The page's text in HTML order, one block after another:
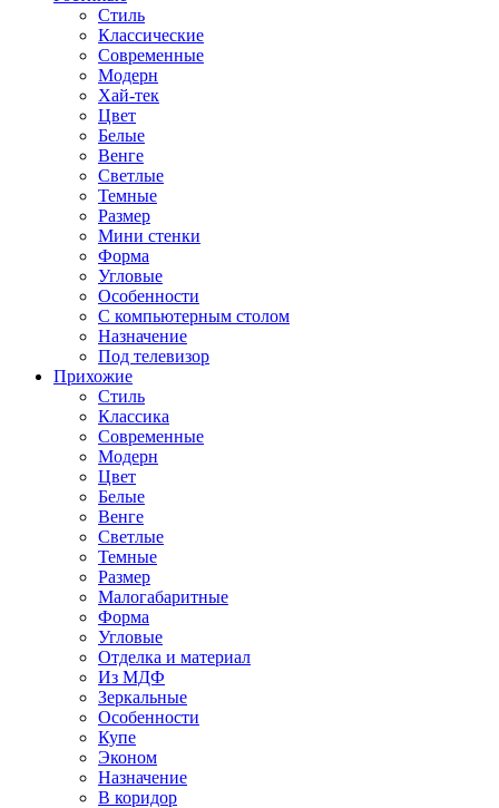
Стиль
Классические
Современные
Модерн
Хай-тек
Цвет
Белые
Венге
Светлые
Темные
Размер
Мини стенки
Форма
Угловые
Особенности
С компьютерным столом
Назначение
Под телевизор
Прихожие
Стиль
Классика
Современные
Модерн
Цвет
Белые
Венге
Светлые
Темные
Размер
Малогабаритные
Форма
Угловые
Отделка и материал
Из МДФ
Зеркальные
Особенности
Купе
Эконом
Назначение
В коридор